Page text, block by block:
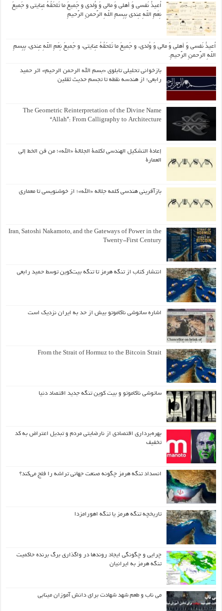
اُعیذُ نَفسی وَ أهلی وَ مالی وَ وُلدی و جَمیعَ ما تَلحَقُهُ عِنایتی و جَمیعَ
نِعَمِ اللّهِ عِندی بِبِسمِ اللّهِ الرَّحمنِ الرَّحیمِ
اُعیذُ نَفسی وَ أهلی وَ مالی وَ وُلدی، و جَمیعَ ما تَلحَقُهُ عِنایتی، و جَمیعَ نِعَمِ اللّهِ عِندی، بِبِسمِ
اللّهِ الرَّحمنِ الرَّحیمِ.
بازخوانی تحلیلی تابلوی «بسم الله الرحمن الرحیم» اثر حمید
رابعی؛ از هندسه نقطه تا تجسم حدیث ثقلین
The Geometric Reinterpretation of the Divine Name
“Allah”: From Calligraphy to Architecture
إعادة التشكيل الهندسي لكلمة الجلالة «الله»؛ من فن الخط إلى
العمارة
بازآفرینی هندسی کلمه جلاله «الله»؛ از خوشنویسی تا معماری
Iran, Satoshi Nakamoto, and the Gateways of Power in the
Twenty-First Century
انتشار کتاب از تنگه هرمز تا تنگه بیت‌کوین توسط حمید رابعی
اشاره ساتوشی ناکاموتو بیش از حد به ایران نزدیک است
From the Strait of Hormuz to the Bitcoin Strait
ساتوشی ناکاموتو و بیت کوین تنگه جدید اقتصاد دنیا
بهره‌برداری اقتصادی از نارضایتی مردم و تبدیل اعتراض به کد
تخفیف
انسداد تنگه هرمز چگونه صنعت جهانی تراشه را فلج می‌کند؟
تاریخچه تنگه هرمز یا تنگه اهورامزدا
چرایی و چگونگی ایجاد روندها در واگذاری برگ برنده حاکمیت
تنگه هرمز به ایرانیان
می ناب و طعم شهد شهادت برای دانش آموزان مینابی